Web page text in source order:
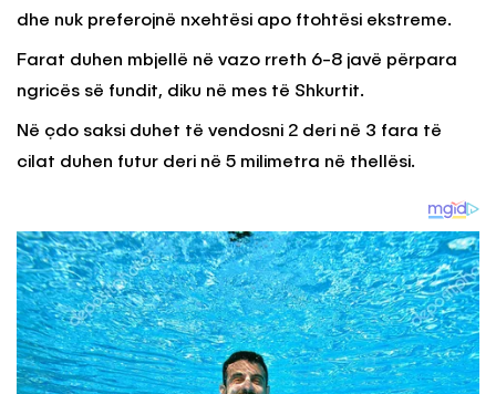
dhe nuk preferojnë nxehtësi apo ftohtësi ekstreme.
Farat duhen mbjellë në vazo rreth 6-8 javë përpara
ngricës së fundit, diku në mes të Shkurtit.
Në çdo saksi duhet të vendosni 2 deri në 3 fara të
cilat duhen futur deri në 5 milimetra në thellësi.